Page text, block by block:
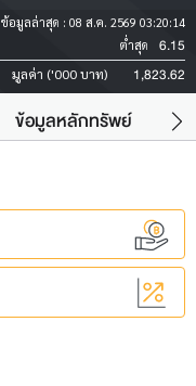
ข้อมูลล่าสุด : 08 ส.ค. 2569 03:20:14
ต่ำสุด 6.15
มูลค่า ('000 บาท) 1,823.62
ข้อมูลหลักทรัพย์